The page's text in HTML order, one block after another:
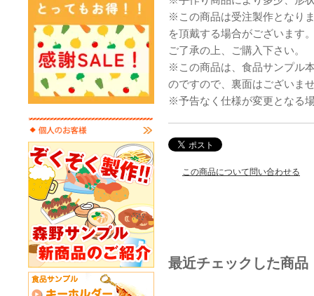
※この商品は受注製作となり
を頂戴する場合がございます
ご了承の上、ご購入下さい。
※この商品は、食品サンプル
のですので、裏面はございま
※予告なく仕様が変更となる
この商品について問い合わせる
最近チェックした商品